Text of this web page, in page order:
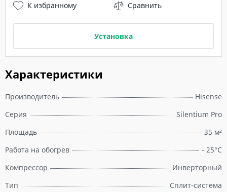
Характеристики
Производитель
Hisense
Серия
Silentium Pro
Площадь
35 м²
Работа на обогрев
- 25°C
Компрессор
Инверторный
Тип
Сплит-система
К избранному Сравнить
Установка